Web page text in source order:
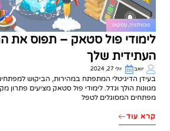
טכנולוגיה, עסקים
לימודי פול סטאק – תפוס את
העתידית שלך
יואב יולי 27, 2024
בעידן הדיגיטלי המתפתח במהירות, הביקוש למפתחים
מגוונות הולך וגדל. לימודי פול סטאק מציעים פתרון
מפתחים המסוגלים לטפל
קרא עוד